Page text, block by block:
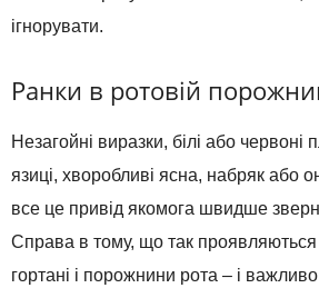
ігнорувати.
Ранки в ротовій
Незагойні виразки, білі або червоні
язиці, хворобливі ясна, набряк або
все це привід якомога швидше
Справа в тому, що так проявляються
гортані і порожнини рота – і